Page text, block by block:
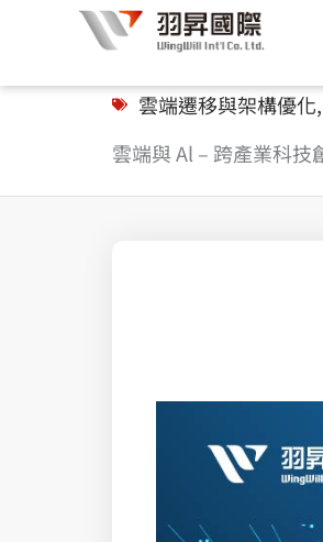
主
雲端遷移與架構優化,
雲端與 Al – 跨產業科技